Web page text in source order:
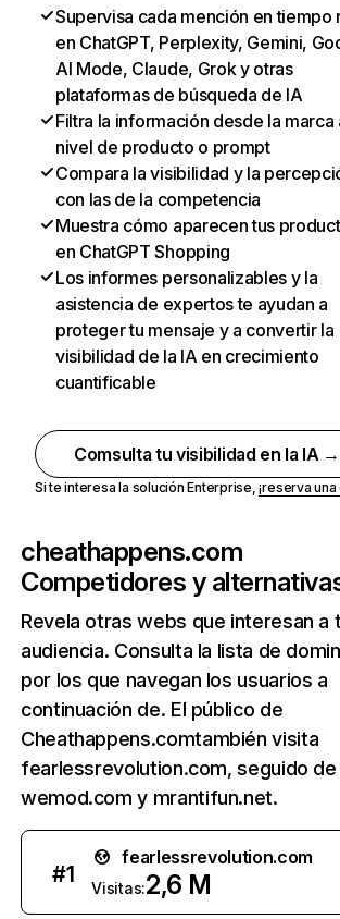
Supervisa cada mención en tiempo
en ChatGPT, Perplexity, Gemini,
AI Mode, Claude, Grok y otras
plataformas de búsqueda de IA
Filtra la información desde la marca
nivel de producto o prompt
Compara la visibilidad y la
con las de la competencia
Muestra cómo aparecen tus
en ChatGPT Shopping
Los informes personalizables y la
asistencia de expertos te ayudan a
proteger tu mensaje y a convertir la
visibilidad de la IA en crecimiento
cuantificable
Comsulta tu visibilidad en la IA →
Si te interesa la solución Enterprise,¡reserva
cheathappens.com
Competidores y
Revela otras webs que interesan a
audiencia. Consulta la lista de
por los que navegan los usuarios a
continuación de. El público de
Cheathappens.comtambién visita
fearlessrevolution.com, seguido de
wemod.com y mrantifun.net.
#1
fearlessrevolution.com
Visitas:2,6 M